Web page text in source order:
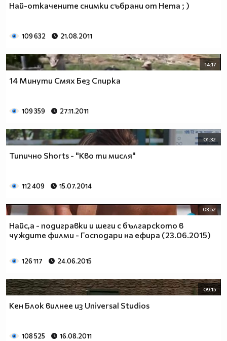
Най-откачените снимки събрани от Нета ; )
109 632 21.08.2011
14:17
14 Минути Смях Без Спирка
109 359 27.11.2011
01:32
Типично Shorts - "Кво ти мисля"
112 409 15.07.2014
03:52
Найс,а - подигравки и шеги с българското в
чуждите филми - Господари на ефира (23.06.2015)
126 117 24.06.2015
09:15
Кен Блок вилнее из Universal Studios
108 525 16.08.2011